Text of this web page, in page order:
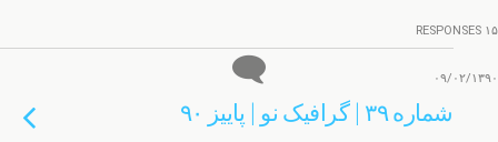
۱۵ RESPONSES
۰۹/۰۲/۱۳۹۰
شماره ۳۹ | گرافیک نو | پاییز ۹۰